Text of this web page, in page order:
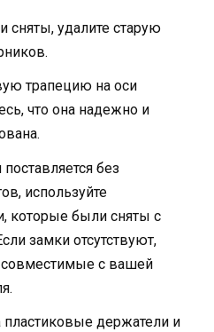
сняты, удалите старую
трапецию на оси
что она надежно и
без
используйте
которые были сняты с
замки отсутствуют,
совместимые с вашей
пластиковые держатели и